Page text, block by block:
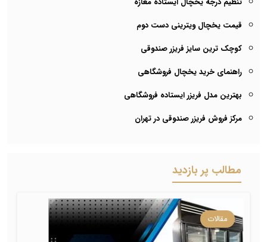
قیمت یخچال ویترینی دست دوم
کوچک ترین سایز فریزر صندوقی
راهنمای خرید یخچال فروشگاهی
بهترین مدل فریزر ایستاده فروشگاهی
مرکز فروش فریزر صندوقی در تهران
مطالب پر بازدید
مقالات